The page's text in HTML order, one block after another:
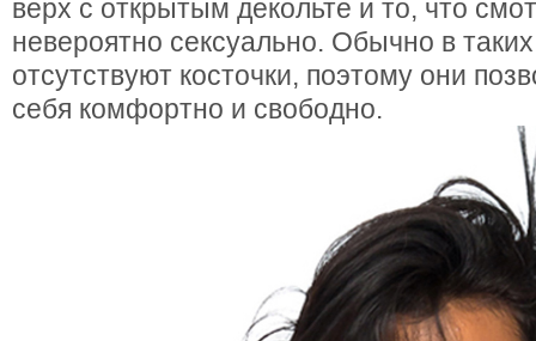
верх с открытым декольте и то, что
невероятно сексуально. Обычно в
отсутствуют косточки, поэтому они
себя комфортно и свободно.